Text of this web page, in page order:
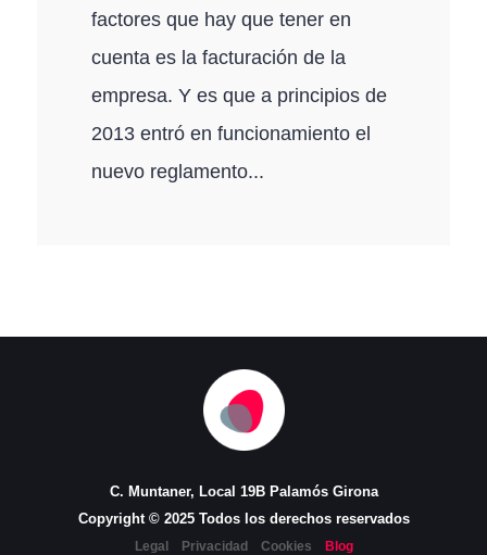
factores que hay que tener en
cuenta es la facturación de la
empresa. Y es que a principios de
2013 entró en funcionamiento el
nuevo reglamento...
C. Muntaner, Local 19B Palamós Girona
Copyright © 2025 Todos los derechos reservados
Legal Privacidad Cookies Blog